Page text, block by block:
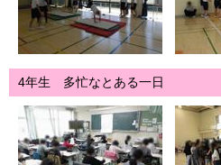
4年生 多忙なとある一日